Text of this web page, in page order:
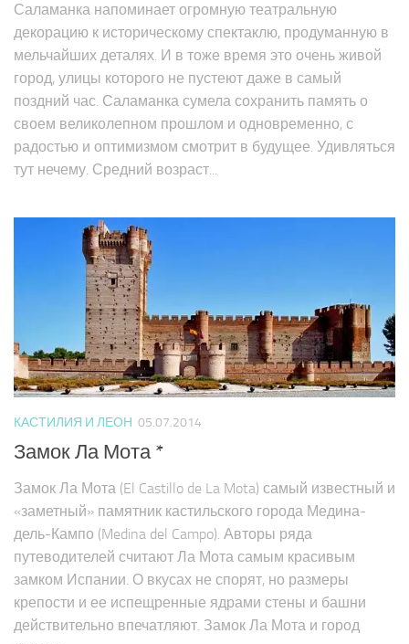
Саламанка напоминает огромную театральную
декорацию к историческому спектаклю, продуманную в
мельчайших деталях. И в тоже время это очень живой
город, улицы которого не пустеют даже в самый
поздний час. Саламанка сумела сохранить память о
своем великолепном прошлом и одновременно, с
радостью и оптимизмом смотрит в будущее. Удивляться
тут нечему. Средний возраст...
КАСТИЛИЯ И ЛЕОН 05.07.2014
Замок Ла Мота *
Замок Ла Мота (El Castillo de La Mota) самый известный и
«заметный» памятник кастильского города Медина-
дель-Кампо (Medina del Campo). Авторы ряда
путеводителей считают Ла Мота самым красивым
замком Испании. О вкусах не спорят, но размеры
крепости и ее испещренные ядрами стены и башни
действительно впечатляют. Замок Ла Мота и город